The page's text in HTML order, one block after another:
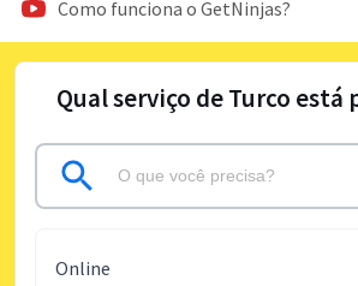
Como funciona o GetNinjas?
Qual serviço de Turco está
Online